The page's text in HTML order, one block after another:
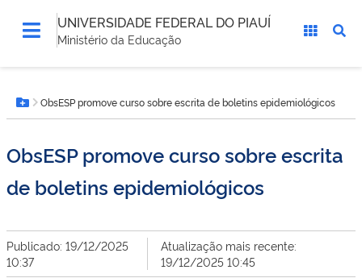
UNIVERSIDADE FEDERAL DO PIAUÍ
Ministério da Educação
está
aqui:Botão Menu
ObsESP promove curso sobre escrita de boletins epidemiológicos
ObsESP promove curso sobre escrita
de boletins epidemiológicos
Publicado: 19/12/2025
10:37
Atualização mais recente:
19/12/2025 10:45